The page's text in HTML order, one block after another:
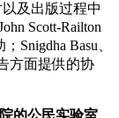
以及出版过程中
Scott-Railton
Snigdha Basu、
方面提供的协